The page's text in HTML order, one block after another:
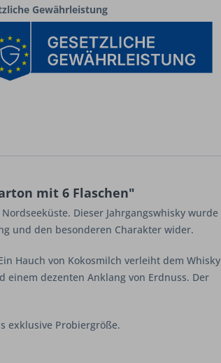
Gewährleistung
mit 6 Flaschen"
Dieser Jahrgangswhisky wurde
und den besonderen Charakter wider.
Hauch von Kokosmilch verleiht dem Whisky
dezenten Anklang von Erdnuss. Der
exklusive Probiergröße.